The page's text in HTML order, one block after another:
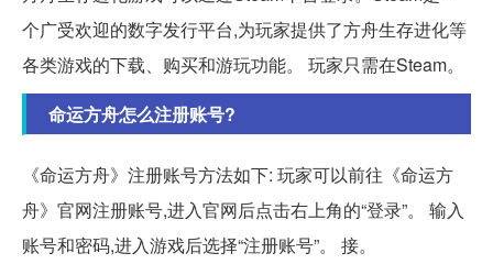
个广受欢迎的数字发行平台,为玩家提供了方舟生存进化等
各类游戏的下载、购买和游玩功能。 玩家只需在Steam。
命运方舟怎么注册账号?
《命运方舟》注册账号方法如下: 玩家可以前往《命运方
舟》官网注册账号,进入官网后点击右上角的“登录”。 输入
账号和密码,进入游戏后选择“注册账号”。 接。